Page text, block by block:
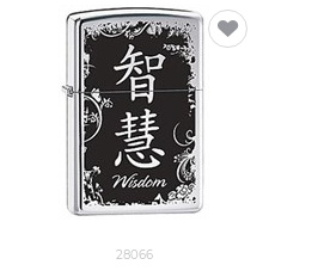
28066